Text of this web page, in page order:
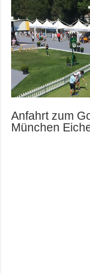
Anfahrt zum
München